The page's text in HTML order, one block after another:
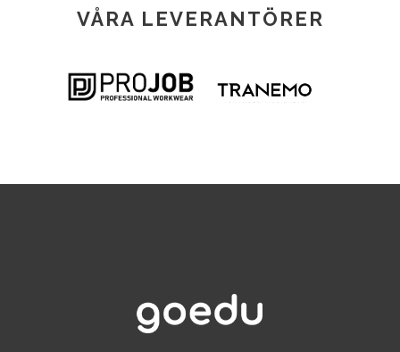
VÅRA LEVERANTÖRER